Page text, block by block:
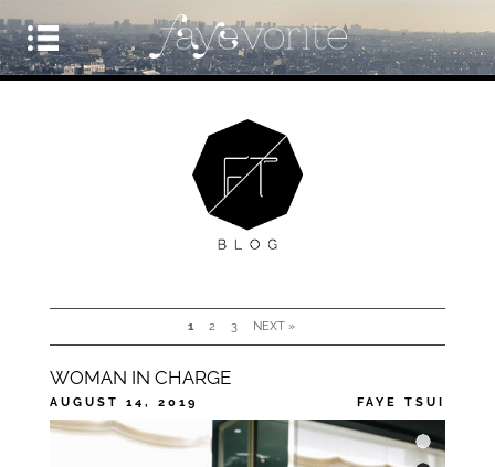
1 2 3 NEXT »
WOMAN IN CHARGE
AUGUST 14, 2019 FAYE TSUI
CATEGORIES